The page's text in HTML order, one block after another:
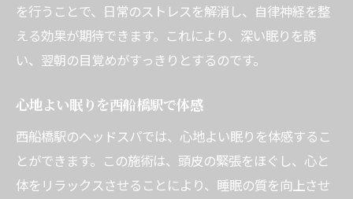
不眠に効く西船橋駅のヘッドスパ体験
西船橋駅で受ける効果的なヘッドスパ
快眠をサポートする施術内容とは
不眠症改善を目指すリラクゼーション
西船橋駅で試すヘッドスパの魅力
体験者の声から見るヘッドスパの効果
快眠を手に入れるためのポイント
を行うことで、日常のストレスを解消し、自律神経を整
える効果が期待できます。これにより、深い眠りを誘
い、翌朝の目覚めがすっきりとするのです。
心地よい眠りを西船橋駅で体感
西船橋駅のヘッドスパでは、心地よい眠りを体感するこ
とができます。この施術は、頭皮の緊張をほぐし、心と
体をリラックスさせることにより、睡眠の質を向上させ